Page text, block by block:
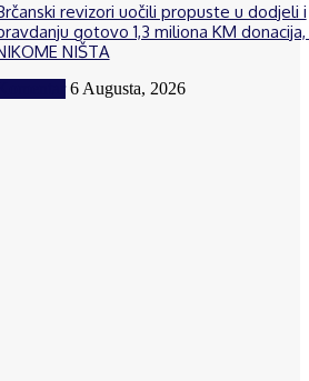
revizori uočili propuste u dodjeli i
gotovo 1,3 miliona KM donacija,
NIŠTA
6 Augusta, 2026